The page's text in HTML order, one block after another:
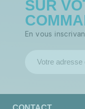
SUR
En vous